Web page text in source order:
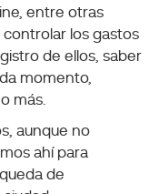
entre otras
controlar los gastos
de ellos, saber
momento,
más.
aunque no
ahí para
de